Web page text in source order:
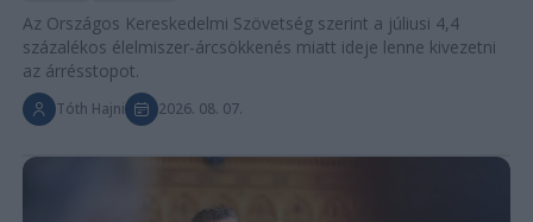
Az Országos Kereskedelmi Szövetség szerint a júliusi 4,4
százalékos élelmiszer-árcsökkenés miatt ideje lenne kivezetni
az árrésstopot.
Tóth Hajni 2026. 08. 07.